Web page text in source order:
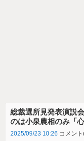
総裁選所見発表演説
のは小泉農相のみ「
2025/09/23 10:26 コメン